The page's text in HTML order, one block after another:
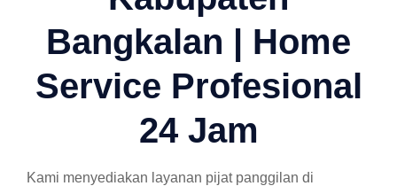
Bangkalan | Home
Service Profesional
24 Jam
Kami menyediakan layanan pijat panggilan di